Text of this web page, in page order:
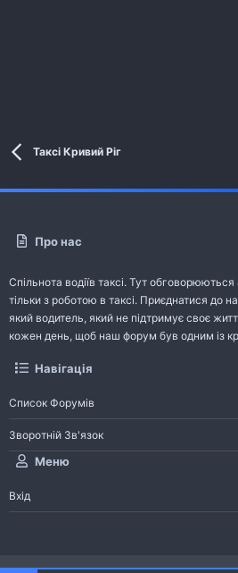
Таксі Кривий Ріг
Про нас
Спільнота водіїв таксі. Тут
тільки з роботою в таксі. Приєднатися до
який водитель, який не підтримує своє
кожен день, щоб наш форум був одним із
Навігація
Список Форумів
Зворотній Зв'язок
Меню
Вхід